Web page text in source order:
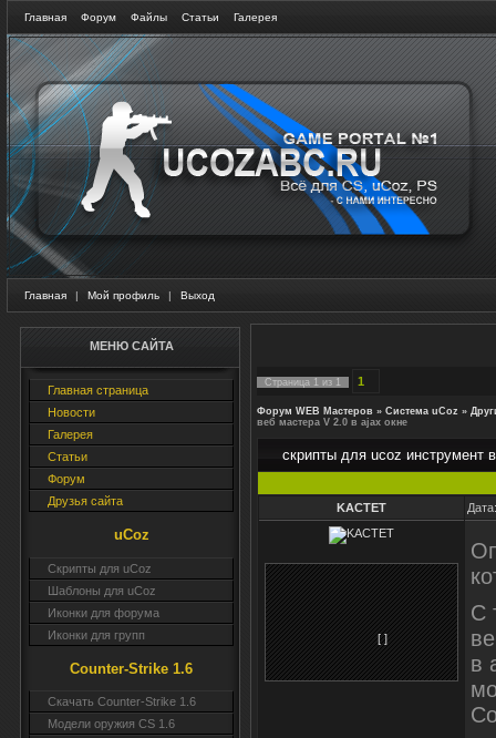
Главная Форум Файлы Статьи Галерея
Главная | Мой профиль | Выход
МЕНЮ САЙТА
Главная страница
Новости
Галерея
Статьи
Форум
Друзья сайта
uCoz
Скрипты для uCoz
Шаблоны для uCoz
Иконки для форума
Иконки для групп
Counter-Strike 1.6
Скачать Counter-Strike 1.6
Модели оружия CS 1.6
Страница 1 из 1 1
Форум WEB Мастеров » Система uCoz »
веб мастера V 2.0 в ajax окне
скрипты для ucoz инструмент
KACTET
[ ]
С
в